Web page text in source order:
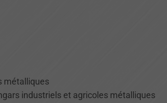
métalliques
industriels et agricoles métalliques